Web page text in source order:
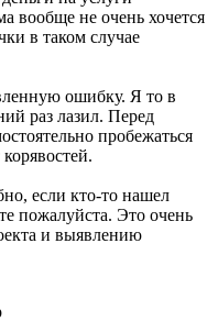
вообще не очень хочется
в таком случае
ошибку. Я то в
раз лазил. Перед
пробежаться
если кто-то нашел
пожалуйста. Это очень
и выявлению